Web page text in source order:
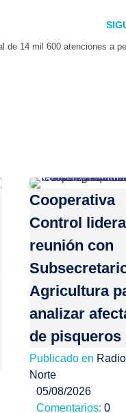
Cooperativa
Control lidera
reunión con
Agricultura
analizar
de pisqueros
Publicado en
Norte
05/08/2026
Comentarios: 0